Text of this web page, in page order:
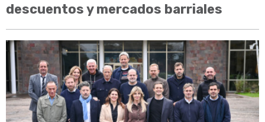
descuentos y mercados barriales